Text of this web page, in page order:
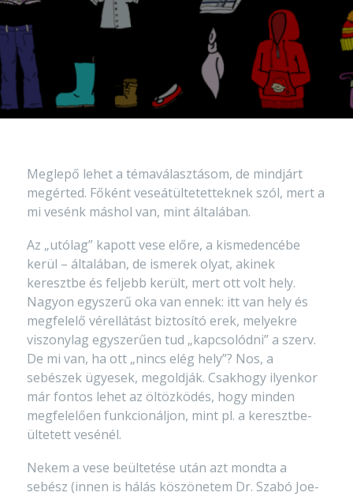
Meglepő lehet a témaválasztásom, de mindjárt
megérted. Főként veseátültetetteknek szól, mert a
mi vesénk máshol van, mint általában.
Az „utólag” kapott vese előre, a kismedencébe
kerül – általában, de ismerek olyat, akinek
keresztbe és feljebb került, mert ott volt hely.
Nagyon egyszerű oka van ennek: itt van hely és
megfelelő vérellátást biztosító erek, melyekre
viszonylag egyszerűen tud „kapcsolódni” a szerv.
De mi van, ha ott „nincs elég hely”? Nos, a
sebészek ügyesek, megoldják. Csakhogy ilyenkor
már fontos lehet az öltözködés, hogy minden
megfelelően funkcionáljon, mint pl. a keresztbe-
ültetett vesénél.
Nekem a vese beültetése után azt mondta a
sebész (innen is hálás köszönetem Dr. Szabó Joe-